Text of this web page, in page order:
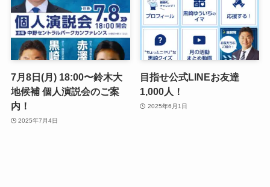
7月8日(月) 18:00〜鈴木大
地候補 個人演説会のご案
内！
2025年7月4日
目指せ公式LINEお友達
1,000人！
2025年6月1日